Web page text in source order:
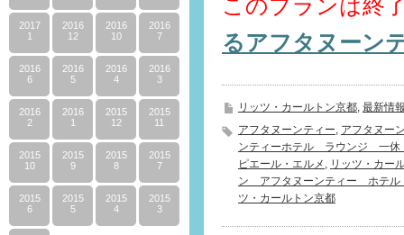
2017
1
2016
12
2016
10
2016
7
2016
6
2016
5
2016
4
2016
3
2016
2
2016
1
2015
12
2015
11
2015
10
2015
9
2015
8
2015
7
2015
6
2015
5
2015
4
2015
3
このプランは終
るアフタヌーン
リッツ・カールトン京都, 最新情
アフタヌーンティー, アフタヌー
ンティーホテル ラウンジ 一
ピエール・エルメ , リッツ・カー
ン アフタヌーンティー ホテ
ツ・カールトン京都